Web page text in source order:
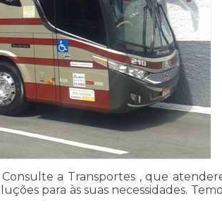
a Transportes , que
para às suas necessidades.